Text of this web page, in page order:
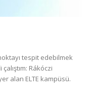
tespit edebilmek
Rákóczi
alan ELTE kampüsü.